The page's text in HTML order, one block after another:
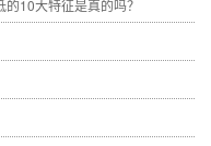
10大特征是真的吗？